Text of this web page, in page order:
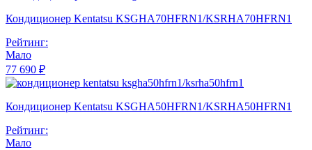
Кондиционер Kentatsu KSGHA70HFRN1/KSRHA70HFRN1
Рейтинг:
Мало
77 690 ₽
Кондиционер Kentatsu KSGHA50HFRN1/KSRHA50HFRN1
Рейтинг:
Мало